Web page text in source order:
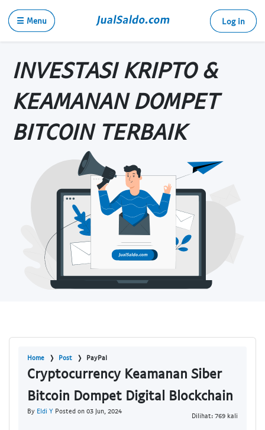
☰ Menu Log in
INVESTASI KRIPTO &
KEAMANAN DOMPET
BITCOIN TERBAIK
Home Post PayPal
Cryptocurrency Keamanan Siber
Bitcoin Dompet Digital Blockchain
By Eldi Y Posted on 03 Jun, 2024
Dilihat: 769 kali